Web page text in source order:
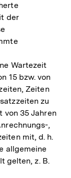
der
Wartezeit
15 bzw. von
Zeiten
zu
von 35 Jahren
,
mit, d. h.
allgemeine
gelten, z. B.